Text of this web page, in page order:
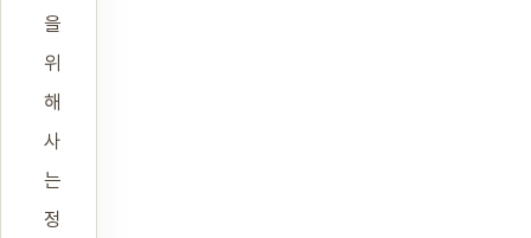
을
위
해
사
는
정